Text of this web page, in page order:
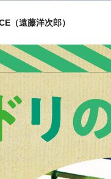
（遠藤洋次郎）